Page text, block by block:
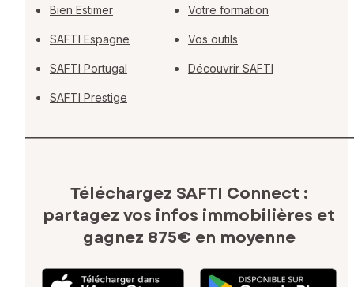
Bien Estimer
SAFTI Espagne
SAFTI Portugal
SAFTI Prestige
Votre formation
Vos outils
Découvrir SAFTI
Téléchargez SAFTI Connect :
partagez vos infos immobilières et
gagnez 875€ en moyenne